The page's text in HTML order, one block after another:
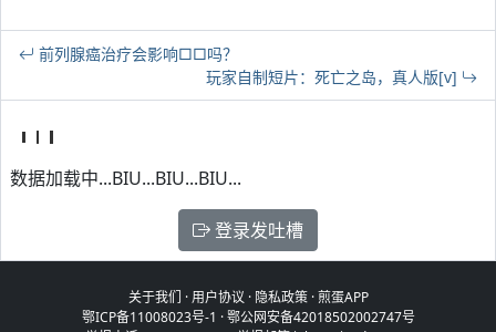
前列腺癌治疗会影响□□吗？
玩家自制短片：死亡之岛，真人版[v]
数据加载中...BIU...BIU...BIU...
登录发吐槽
关于我们 ·用户协议 · 隐私政策·煎蛋APP
鄂ICP备11008023号-1 ·鄂公网安备42018502002747号